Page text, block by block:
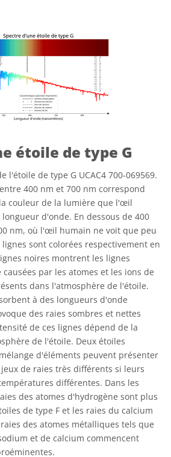
étoile de type G
l'étoile de type G UCAC4 700-069569.
400 nm et 700 nm correspond
couleur de la lumière que l'œil
d'onde. En dessous de 400
nm, où l'œil humain ne voit que peu
sont colorées respectivement en
noires montrent les lignes
par les atomes et les ions de
dans l'atmosphère de l'étoile.
à des longueurs d'onde
des raies sombres et nettes
de ces lignes dépend de la
de l'étoile. Deux étoiles
d'éléments peuvent présenter
de raies très différents si leurs
différentes. Dans les
des atomes d'hydrogène sont plus
de type F et les raies du calcium
des atomes métalliques tels que
et de calcium commencent